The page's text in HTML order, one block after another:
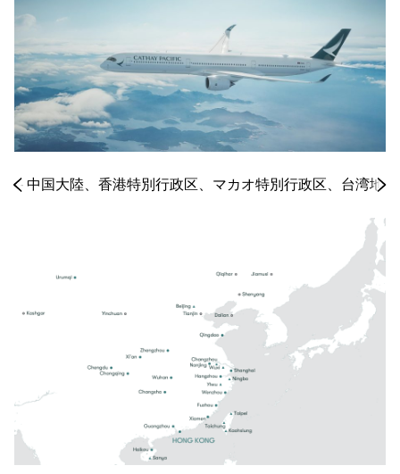
- 中国大陸、香港特別行政区、マカオ特別行政区、台湾地域